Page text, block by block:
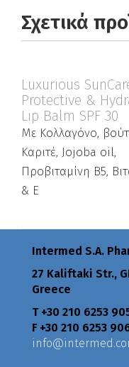
Σχετικά
Luxurious
Protective &
Lip Balm SPF 30
Με Κολλαγόνο,
Καριτέ, Jojoba oil,
Προβιταμίνη Β5,
& E
Intermed S.A.
27 Kaliftaki Str.,
Greece
Τ +30 210 6253
F +30 210 6253